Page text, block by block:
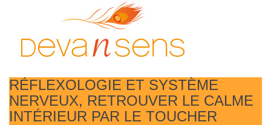
RÉFLEXOLOGIE ET SYSTÈME
NERVEUX, RETROUVER LE CALME
INTÉRIEUR PAR LE TOUCHER